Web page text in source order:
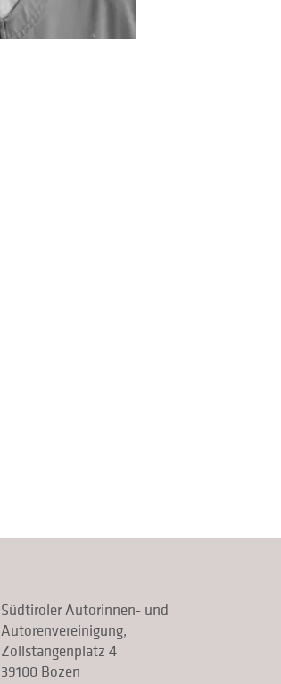
Südtiroler Autorinnen- und
Autorenvereinigung,
Zollstangenplatz 4
39100 Bozen